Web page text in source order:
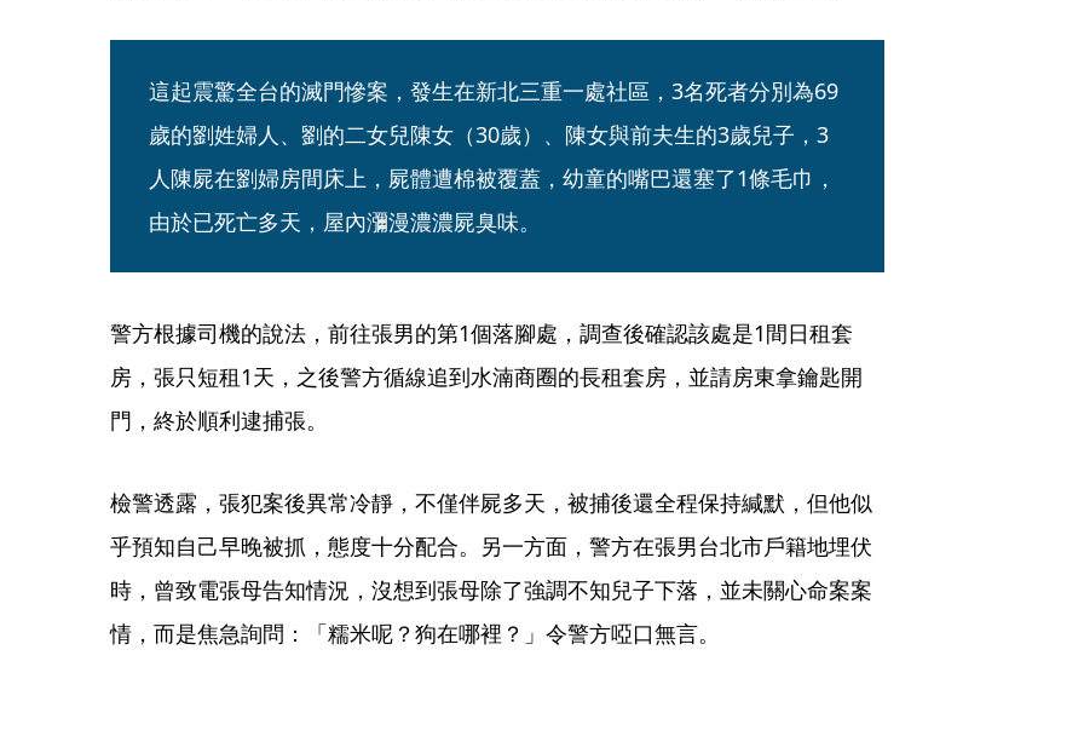
這起震驚全台的滅門慘案，發生在新北三重一處社區，3名死者分別為69
歲的劉姓婦人、劉的二女兒陳女（30歲）、陳女與前夫生的3歲兒子，3
人陳屍在劉婦房間床上，屍體遭棉被覆蓋，幼童的嘴巴還塞了1條毛巾，
由於已死亡多天，屋內瀰漫濃濃屍臭味。
警方根據司機的說法，前往張男的第1個落腳處，調查後確認該處是1間日租套
房，張只短租1天，之後警方循線追到水湳商圈的長租套房，並請房東拿鑰匙開
門，終於順利逮捕張。
檢警透露，張犯案後異常冷靜，不僅伴屍多天，被捕後還全程保持緘默，但他似
乎預知自己早晚被抓，態度十分配合。另一方面，警方在張男台北市戶籍地埋伏
時，曾致電張母告知情況，沒想到張母除了強調不知兒子下落，並未關心命案案
情，而是焦急詢問：「糯米呢？狗在哪裡？」令警方啞口無言。